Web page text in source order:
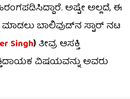
ಅಷ್ಟೇ ಅಲ್ಲದೆ, ಈ
ಮಾಡಲು ಬಾಲಿವುಡ್‌ನ ಸ್ಟಾರ್ ನಟ
Singh)ತೀವ್ರ ಆಸಕ್ತಿ
ವಿಷಯವನ್ನು ಅವರು